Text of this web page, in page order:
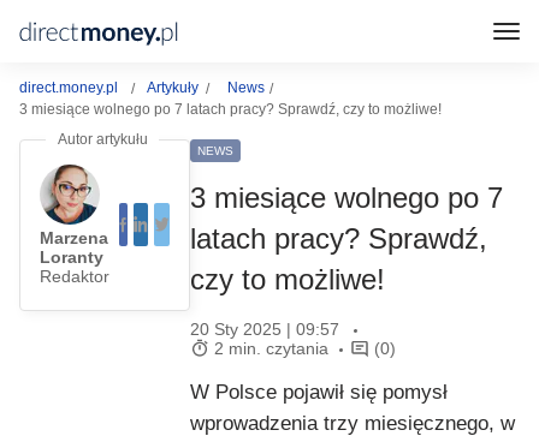
direct.money.pl Artykuły
News
3 miesiące wolnego po 7 latach pracy? Sprawdź, czy to możliwe!
Marzena
Loranty
Redaktor
NEWS
3 miesiące wolnego po 7
latach pracy? Sprawdź,
czy to możliwe!
20 Sty 2025 | 09:57
2 min. czytania
(0)
W Polsce pojawił się pomysł
wprowadzenia trzy miesięcznego, w